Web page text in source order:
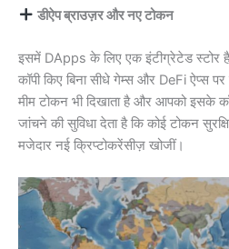
डीऐप ब्राउज़र और नए टोकन
इसमें DApps के लिए एक इंटीग्रेटेड स्टोर
कॉपी किए बिना सीधे गेम्स और DeFi ऐप्स
मीम टोकन भी दिखाता है और आपको इसके
जांचने की सुविधा देता है कि कोई टोकन
मजेदार नई क्रिप्टोकरेंसीज़ खोजीं।